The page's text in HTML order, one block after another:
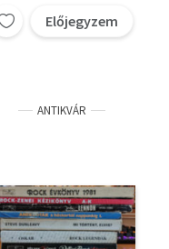
Előjegyzem
ANTIKVÁR